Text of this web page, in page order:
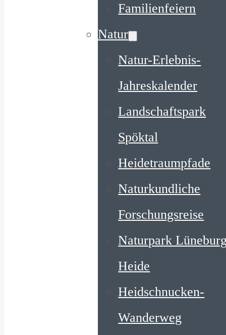
Familienfeiern
Natur
Natur-Erlebnis-
Jahreskalender
Landschaftspark
Spöktal
Heidetraumpfade
Naturkundliche
Forschungsreise
Naturpark
Heide
Heidschnucken-
Wanderweg